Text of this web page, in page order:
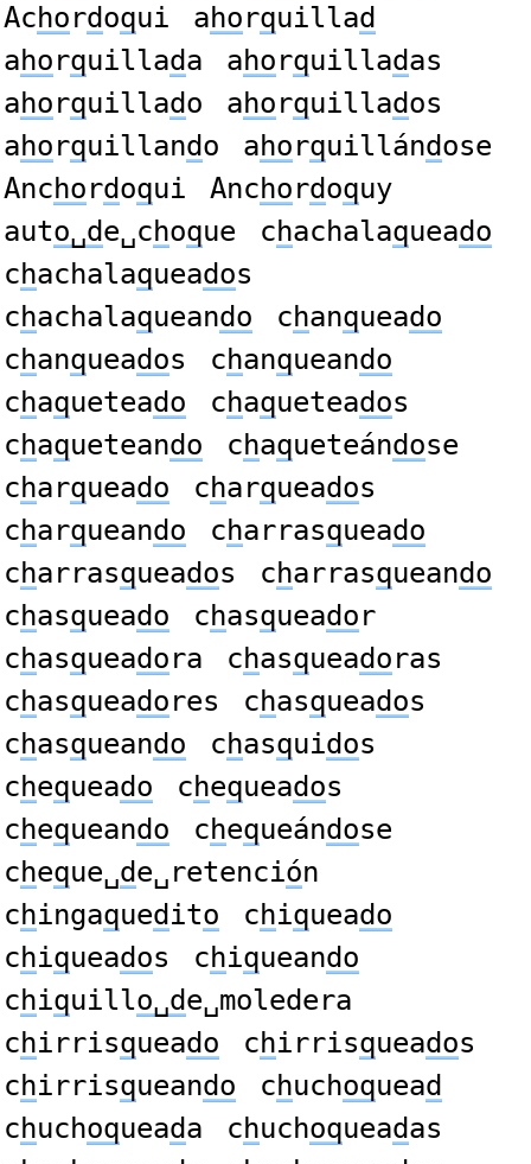
Achordoqui ahorquillad
ahorquillada ahorquilladas
ahorquillado ahorquillados
ahorquillando ahorquillándose
Anchordoqui Anchordoquy
auto␣de␣choque chachalaqueado
chachalaqueados
chachalaqueando chanqueado
chanqueados chanqueando
chaqueteado chaqueteados
chaqueteando chaqueteándose
charqueado charqueados
charqueando charrasqueado
charrasqueados charrasqueando
chasqueado chasqueador
chasqueadora chasqueadoras
chasqueadores chasqueados
chasqueando chasquidos
chequeado chequeados
chequeando chequeándose
cheque␣de␣retención
chingaqued ito chiqueado
chiqueados chiqueando
chiquillo␣de␣moledera
chirrisqueado chirrisqueados
chirrisqueando chuchoquead
chuchoqueada chuchoqueadas